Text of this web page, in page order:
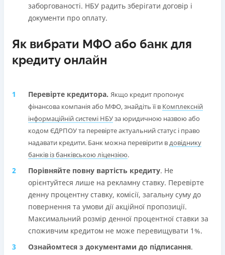
заборгованості. НБУ радить зберігати договір і
документи про оплату.
Як вибрати МФО або банк для
кредиту онлайн
Перевірте кредитора. Якщо кредит пропонує
фінансова компанія або МФО, знайдіть її в Комплексній
інформаційній системі НБУза юридичною назвою або
кодом ЄДРПОУ та перевірте актуальний статус і право
надавати кредити. Банк можна перевірити в довіднику
банків із банківською ліцензією.
Порівняйте повну вартість кредиту. Не
орієнтуйтеся лише на рекламну ставку. Перевірте
денну процентну ставку, комісії, загальну суму до
повернення та умови дії акційної пропозиції.
Максимальний розмір денної процентної ставки за
споживчим кредитом не може перевищувати 1%.
Ознайомтеся з документами до підписання.